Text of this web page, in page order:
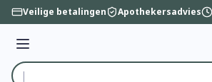
Ga naar de inhoud
Veilige betalingen Apothekersadvies
Menu